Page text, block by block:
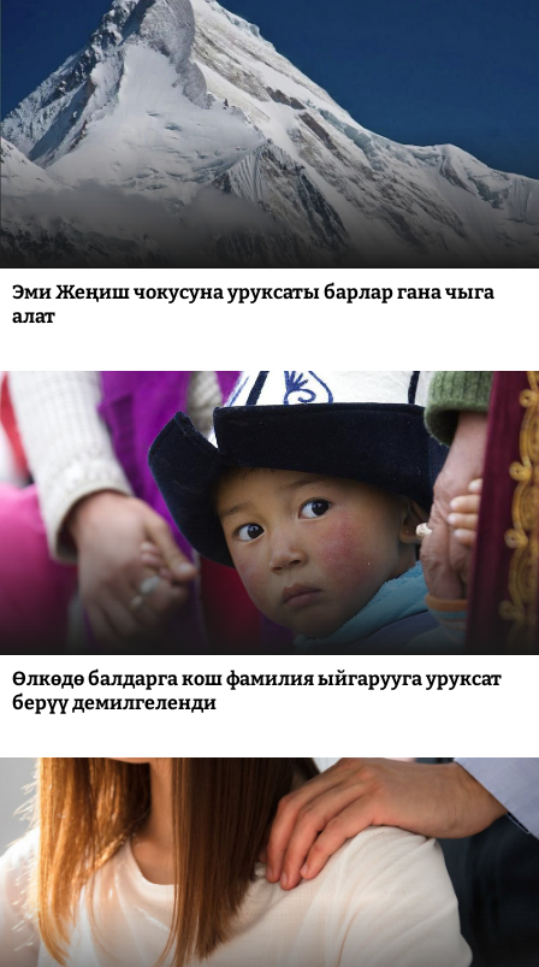
Эми Жеңиш чокусуна уруксаты барлар гана чыга
алат
Өлкөдө балдарга кош фамилия ыйгарууга уруксат
берүү демилгеленди